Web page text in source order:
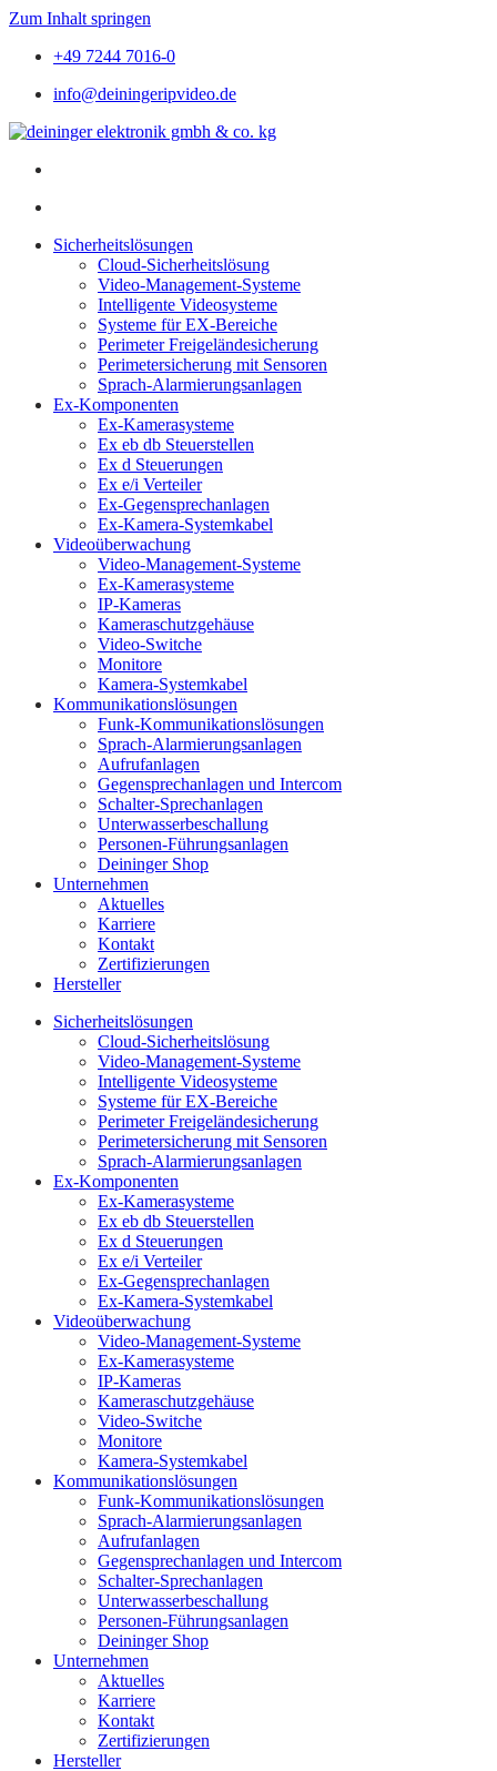
Zum Inhalt springen
+49 7244 7016-0
info@deiningeripvideo.de
Sicherheitslösungen
Cloud-Sicherheitslösung
Video-Management-Systeme
Intelligente Videosysteme
Systeme für EX-Bereiche
Perimeter Freigeländesicherung
Perimetersicherung mit Sensoren
Sprach-Alarmierungsanlagen
Ex-Komponenten
Ex-Kamerasysteme
Ex eb db Steuerstellen
Ex d Steuerungen
Ex e/i Verteiler
Ex-Gegensprechanlagen
Ex-Kamera-Systemkabel
Videoüberwachung
Video-Management-Systeme
Ex-Kamerasysteme
IP-Kameras
Kameraschutzgehäuse
Video-Switche
Monitore
Kamera-Systemkabel
Kommunikationslösungen
Funk-Kommunikationslösungen
Sprach-Alarmierungsanlagen
Aufrufanlagen
Gegensprechanlagen und Intercom
Schalter-Sprechanlagen
Unterwasserbeschallung
Personen-Führungsanlagen
Deininger Shop
Unternehmen
Aktuelles
Karriere
Kontakt
Zertifizierungen
Hersteller
Sicherheitslösungen
Cloud-Sicherheitslösung
Video-Management-Systeme
Intelligente Videosysteme
Systeme für EX-Bereiche
Perimeter Freigeländesicherung
Perimetersicherung mit Sensoren
Sprach-Alarmierungsanlagen
Ex-Komponenten
Ex-Kamerasysteme
Ex eb db Steuerstellen
Ex d Steuerungen
Ex e/i Verteiler
Ex-Gegensprechanlagen
Ex-Kamera-Systemkabel
Videoüberwachung
Video-Management-Systeme
Ex-Kamerasysteme
IP-Kameras
Kameraschutzgehäuse
Video-Switche
Monitore
Kamera-Systemkabel
Kommunikationslösungen
Funk-Kommunikationslösungen
Sprach-Alarmierungsanlagen
Aufrufanlagen
Gegensprechanlagen und Intercom
Schalter-Sprechanlagen
Unterwasserbeschallung
Personen-Führungsanlagen
Deininger Shop
Unternehmen
Aktuelles
Karriere
Kontakt
Zertifizierungen
Hersteller